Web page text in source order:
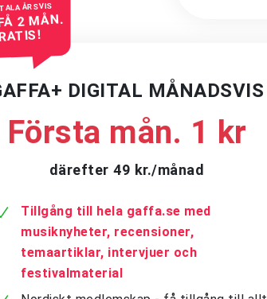
ÅRSVIS
2 MÅN.
DIGITAL MÅNADSVIS
Första mån. 1 kr
därefter 49 kr./månad
Tillgång till hela gaffa.se med
musiknyheter, recensioner,
temaartiklar, intervjuer och
festivalmaterial